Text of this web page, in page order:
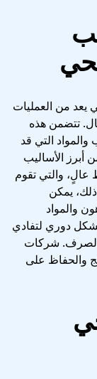
يعد من العمليات
تتضمن هذه
والمواد التي قد
أبرز الأساليب
والتي تقوم
ذلك، يمكن
والمواد
دوري لتفادي
الصرف. شركات
والحفاظ على